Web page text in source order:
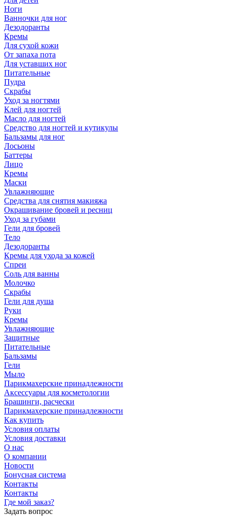
Ноги
Ванночки для ног
Дезодоранты
Кремы
Для сухой кожи
От запаха пота
Для уставших ног
Питательные
Пудра
Скрабы
Уход за ногтями
Клей для ногтей
Масло для ногтей
Средство для ногтей и кутикулы
Бальзамы для ног
Лосьоны
Баттеры
Лицо
Кремы
Маски
Увлажняющие
Средства для снятия макияжа
Окрашивание бровей и ресниц
Уход за губами
Гели для бровей
Тело
Дезодоранты
Кремы для ухода за кожей
Спреи
Соль для ванны
Молочко
Скрабы
Гели для душа
Руки
Кремы
Увлажняющие
Защитные
Питательные
Бальзамы
Гели
Мыло
Парикмахерские принадлежности
Аксессуары для косметологии
Брашинги, расчески
Парикмахерские принадлежности
Как купить
Условия оплаты
Условия доставки
О нас
О компании
Новости
Бонусная система
Контакты
Контакты
Где мой заказ?
Задать вопрос